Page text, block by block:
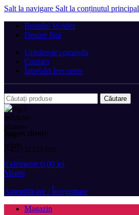
Salt la navigare Salt la conținutul principal
Brandul Weider
Despre Noi
Urmărește comanda
Contact
Întrebări frecvente
Căutare
Suport clienți:
(+40) 752 233 905
0 elemente 0,00 lei
Meniu
Autentificare / Înregistrare
Magazin